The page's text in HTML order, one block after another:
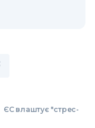
ЄС влаштує "стрес-